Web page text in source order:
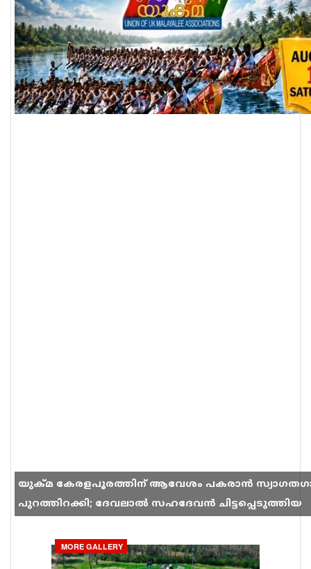
യുക്മ കേരളപൂരത്തിന് ആവേശം പകരാൻ
പുറത്തിറക്കി; ദേവലാൽ സഹദേവൻ ചിട്ടപ്പെടുത്തിയ
MORE GALLERY